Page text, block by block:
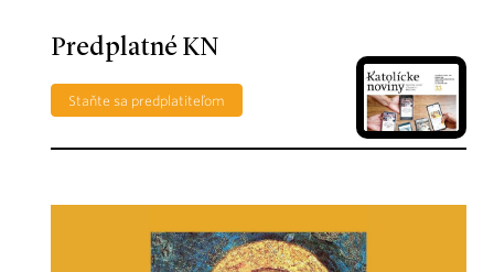
Predplatné KN
Staňte sa predplatiteľom